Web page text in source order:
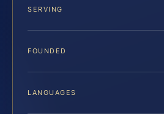
SERVING
FOUNDED
LANGUAGES